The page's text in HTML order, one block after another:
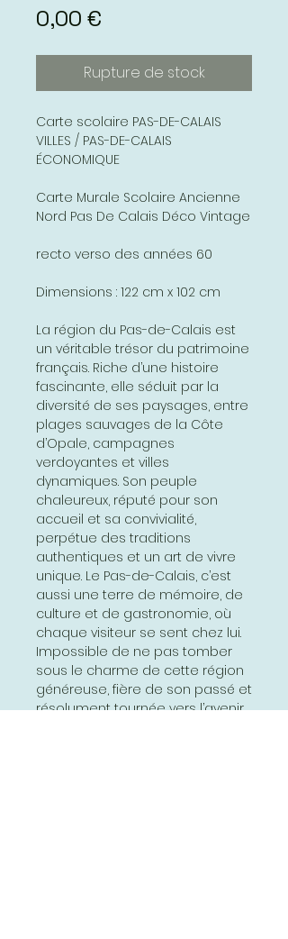
0,00 €
Rupture de stock
Carte scolaire PAS-DE-CALAIS
VILLES / PAS-DE-CALAIS
ÉCONOMIQUE
Carte Murale Scolaire Ancienne
Nord Pas De Calais Déco Vintage
recto verso des années 60
Dimensions : 122 cm x 102 cm
La région du Pas-de-Calais est
un véritable trésor du patrimoine
français. Riche d’une histoire
fascinante, elle séduit par la
diversité de ses paysages, entre
plages sauvages de la Côte
d’Opale, campagnes
verdoyantes et villes
dynamiques. Son peuple
chaleureux, réputé pour son
accueil et sa convivialité,
perpétue des traditions
authentiques et un art de vivre
unique. Le Pas-de-Calais, c’est
aussi une terre de mémoire, de
culture et de gastronomie, où
chaque visiteur se sent chez lui.
Impossible de ne pas tomber
sous le charme de cette région
généreuse, fière de son passé et
résolument tournée vers l’avenir.